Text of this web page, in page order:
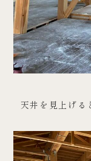
天井を見上げる